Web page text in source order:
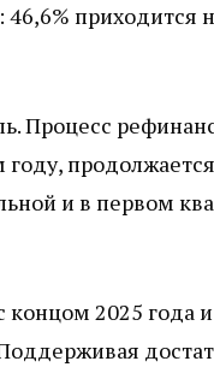
приходится
Процесс
и в первом
2025 года